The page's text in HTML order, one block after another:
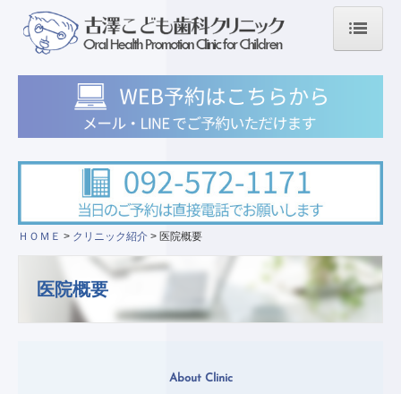
初めて来院される患者さま
年齢に応じたケアを
0－3歳
保育園・幼稚園
小学生
診療内容
ＨＯＭＥ クリニック紹介 医院概要
医院概要
About Clinic